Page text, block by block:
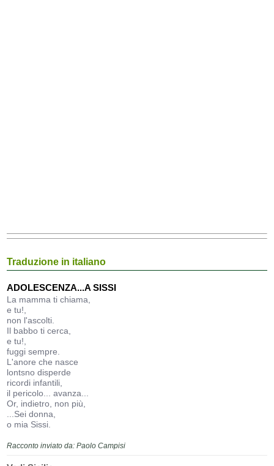
Traduzione in italiano
ADOLESCENZA...A SISSI
La mamma ti chiama,
e tu!,
non l'ascolti.
Il babbo ti cerca,
e tu!,
fuggi sempre.
L'anore che nasce
lontsno disperde
ricordi infantili,
il pericolo... avanza...
Or, indietro, non più,
...Sei donna,
o mia Sissi.
Racconto inviato da: Paolo Campisi